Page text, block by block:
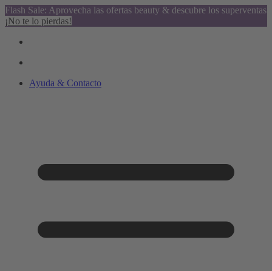
Flash Sale: Aprovecha las ofertas beauty & descubre los superventas
¡No te lo pierdas!
Ayuda & Contacto